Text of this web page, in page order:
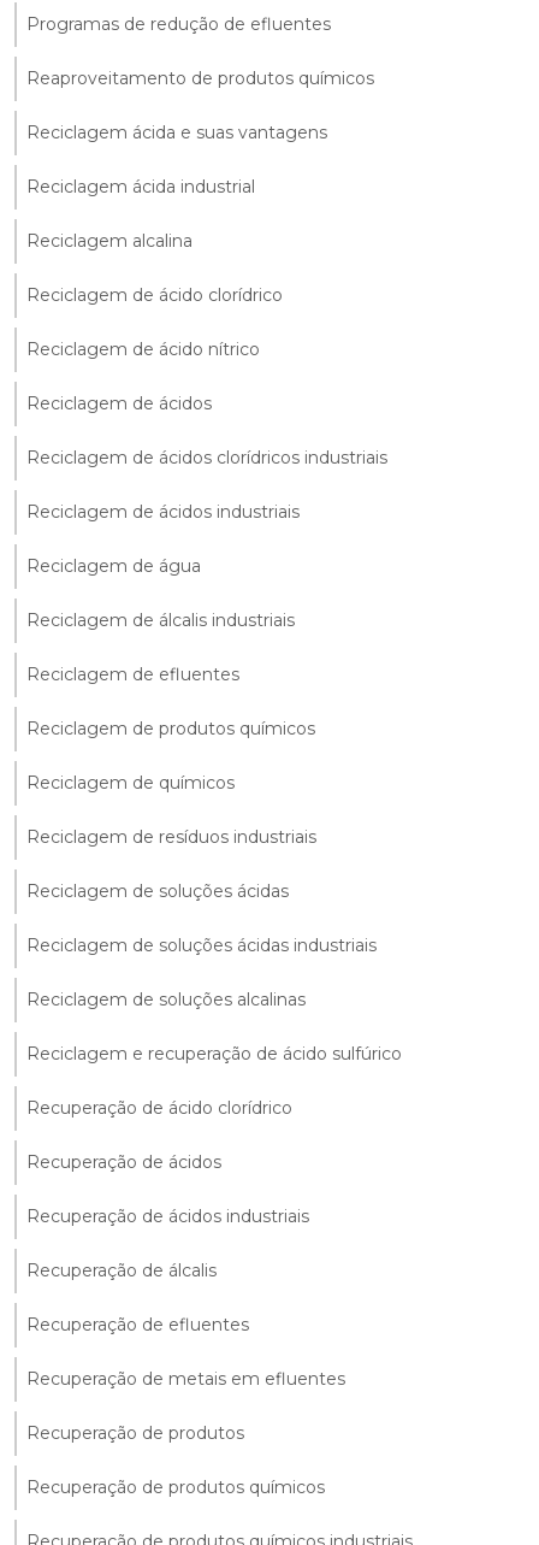
Programas de redução de efluentes
Reaproveitamento de produtos químicos
Reciclagem ácida e suas vantagens
Reciclagem ácida industrial
Reciclagem alcalina
Reciclagem de ácido clorídrico
Reciclagem de ácido nítrico
Reciclagem de ácidos
Reciclagem de ácidos clorídricos industriais
Reciclagem de ácidos industriais
Reciclagem de água
Reciclagem de álcalis industriais
Reciclagem de efluentes
Reciclagem de produtos químicos
Reciclagem de químicos
Reciclagem de resíduos industriais
Reciclagem de soluções ácidas
Reciclagem de soluções ácidas industriais
Reciclagem de soluções alcalinas
Reciclagem e recuperação de ácido sulfúrico
Recuperação de ácido clorídrico
Recuperação de ácidos
Recuperação de ácidos industriais
Recuperação de álcalis
Recuperação de efluentes
Recuperação de metais em efluentes
Recuperação de produtos
Recuperação de produtos químicos